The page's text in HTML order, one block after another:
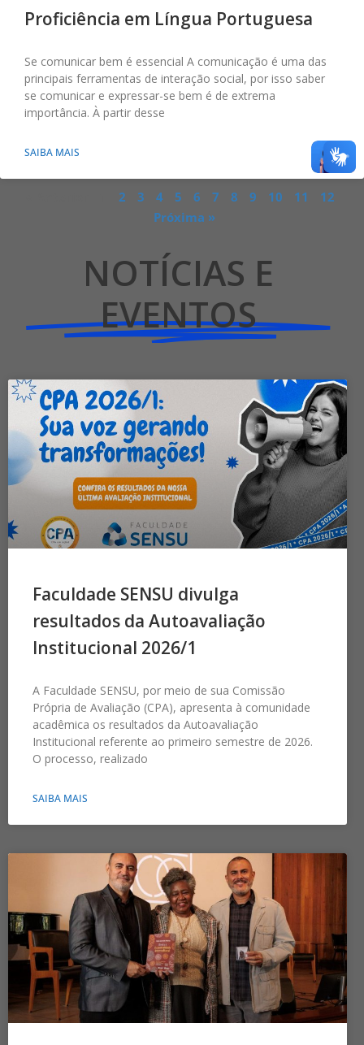
Proficiência em Língua Portuguesa
Se comunicar bem é essencial A comunicação é uma das
principais ferramentas de interação social, por isso saber
se comunicar e expressar-se bem é de extrema
importância. À partir desse
SAIBA MAIS
2 3 4 5 6 7 8 9 10 11
12
Próxima »
NOTÍCIAS E
EVENTOS
Faculdade SENSU divulga
resultados da Autoavaliação
Institucional 2026/1
A Faculdade SENSU, por meio de sua Comissão
Própria de Avaliação (CPA), apresenta à comunidade
acadêmica os resultados da Autoavaliação
Institucional referente ao primeiro semestre de 2026.
O processo, realizado
SAIBA MAIS